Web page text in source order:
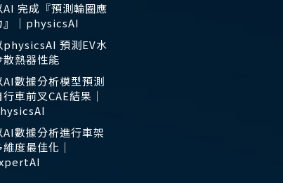
AI 完成『預測輪圈應
』｜physicsAI
physicsAI 預測EV水
散熱器性能
AI數據分析模型預測
行車前叉CAE結果｜
AI數據分析進行車架
維度最佳化｜